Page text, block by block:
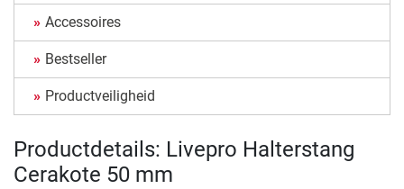
Accessoires
Bestseller
Productveiligheid
Productdetails: Livepro Halterstang
Cerakote 50 mm